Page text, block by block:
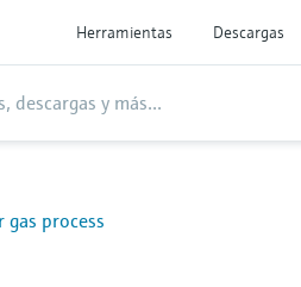
Herramientas Descargas
gas process